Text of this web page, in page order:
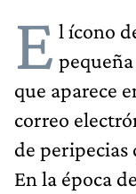
E l ícono
que aparece
correo
de peripecias
En la época